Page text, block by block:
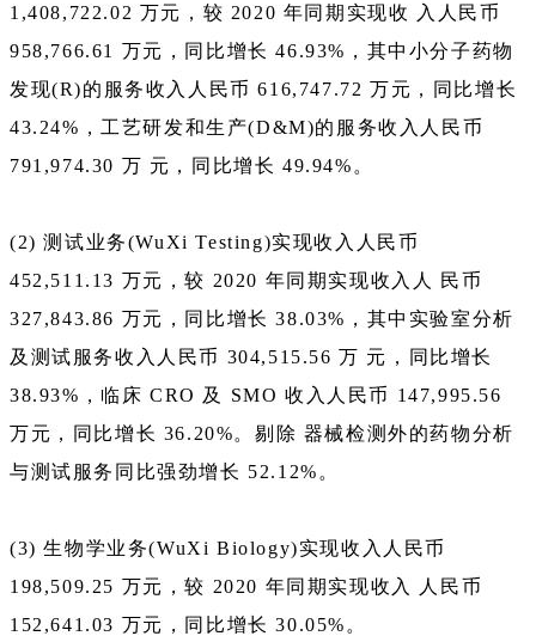
1,408,722.02 万元，较 2020 年同期实现收 入人民币
958,766.61 万元，同比增长 46.93%，其中小分子药物
发现(R)的服务收入人民币 616,747.72 万元，同比增长
43.24%，工艺研发和生产(D&M)的服务收入人民币
791,974.30 万 元，同比增长 49.94%。
(2) 测试业务(WuXi Testing)实现收入人民币
452,511.13 万元，较 2020 年同期实现收入人 民币
327,843.86 万元，同比增长 38.03%，其中实验室分析
及测试服务收入人民币 304,515.56 万 元，同比增长
38.93%，临床 CRO 及 SMO 收入人民币 147,995.56
万元，同比增长 36.20%。剔除 器械检测外的药物分析
与测试服务同比强劲增长 52.12%。
(3) 生物学业务(WuXi Biology)实现收入人民币
198,509.25 万元，较 2020 年同期实现收入 人民币
152,641.03 万元，同比增长 30.05%。